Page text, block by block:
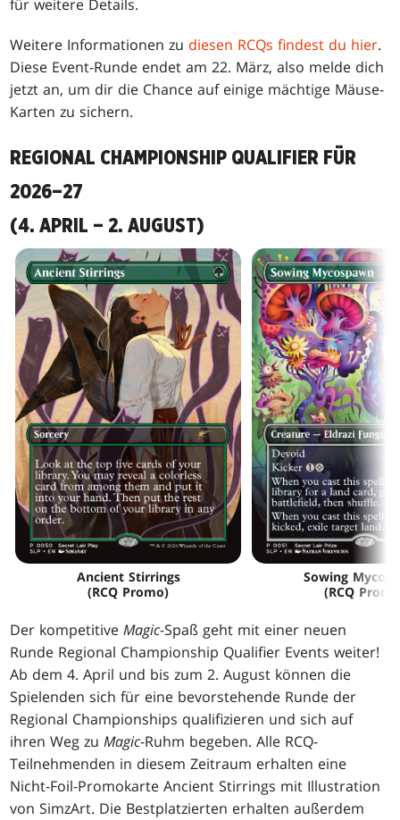
für weitere Details.
Weitere Informationen zu diesen RCQs findest du hier.
Diese Event-Runde endet am 22. März, also melde dich
jetzt an, um dir die Chance auf einige mächtige Mäuse-
Karten zu sichern.
REGIONAL CHAMPIONSHIP QUALIFIER FÜR
2026–27
(4. APRIL – 2. AUGUST)
Ancient Stirrings
(RCQ Promo)
Sowing
(RCQ
Der kompetitiveMagic-Spaß geht mit einer neuen
Runde Regional Championship Qualifier Events weiter!
Ab dem 4. April und bis zum 2. August können die
Spielenden sich für eine bevorstehende Runde der
Regional Championships qualifizieren und sich auf
ihren Weg zuMagic-Ruhm begeben. Alle RCQ-
Teilnehmenden in diesem Zeitraum erhalten eine
Nicht-Foil-Promokarte Ancient Stirrings mit Illustration
von SimzArt. Die Bestplatzierten erhalten außerdem